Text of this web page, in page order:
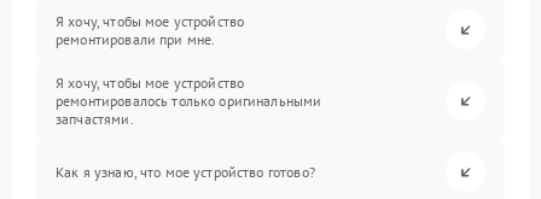
Я хочу, чтобы мое устройство
ремонтировали при мне.
Я хочу, чтобы мое устройство
ремонтировалось только оригинальными
запчастями.
Как я узнаю, что мое устройство готово?